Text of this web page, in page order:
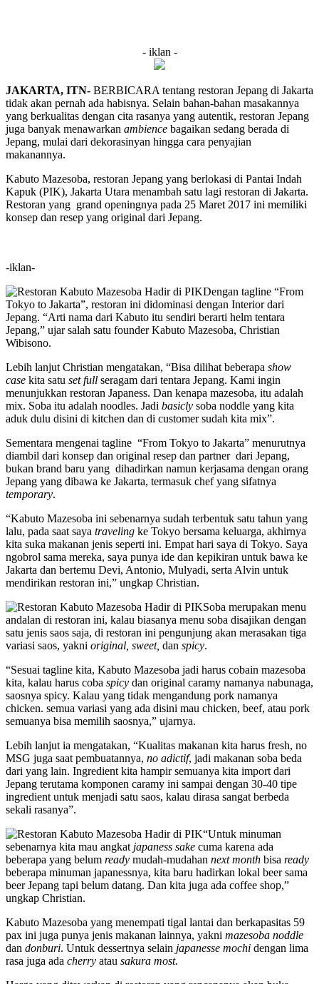
- iklan -
JAKARTA, ITN- BERBICARA tentang restoran Jepang di Jakarta
tidak akan pernah ada habisnya. Selain bahan-bahan masakannya
yang berkualitas dengan cita rasanya yang autentik, restoran Jepang
juga banyak menawarkan ambience bagaikan sedang berada di
Jepang, mulai dari dekorasinyan hingga cara penyajian
makanannya.
Kabuto Mazesoba, restoran Jepang yang berlokasi di Pantai Indah
Kapuk (PIK), Jakarta Utara menambah satu lagi restoran di Jakarta.
Restoran yang grand openingnya pada 25 Maret 2017 ini memiliki
konsep dan resep yang original dari Jepang.
-iklan-
Dengan tagline “From
Tokyo to Jakarta”, restoran ini didominasi dengan Interior dari
Jepang. “Arti nama dari Kabuto itu sendiri berarti helm tentara
Jepang,” ujar salah satu founder Kabuto Mazesoba, Christian
Wibisono.
Lebih lanjut Christian mengatakan, “Bisa dilihat beberapa show
case kita satu set full seragam dari tentara Jepang. Kami ingin
menunjukkan restoran Japaness. Dan kenapa mazesoba, itu adalah
mix. Soba itu adalah noodles. Jadi basicly soba noddle yang kita
aduk dulu disini di kitchen dan di customer sudah kita mix”.
Sementara mengenai tagline “From Tokyo to Jakarta” menurutnya
diambil dari konsep dan original resep dan partner dari Jepang,
bukan brand baru yang dihadirkan namun kerjasama dengan orang
Jepang yang dibawa ke Jakarta, termasuk chef yang sifatnya
temporary.
“Kabuto Mazesoba ini sebenarnya sudah terbentuk satu tahun yang
lalu, pada saat saya traveling ke Tokyo bersama keluarga, akhirnya
kita suka makanan jenis seperti ini. Empat hari saya di Tokyo. Saya
ngobrol sama mereka, saya punya ide dan kepikiran untuk bawa ke
Jakarta dan bertemu Devi, Antonio, Mulyadi, serta Alvin untuk
mendirikan restoran ini,” ungkap Christian.
Soba merupakan menu
andalan di restoran ini, kalau biasanya menu soba disajikan dengan
satu jenis saos saja, di restoran ini pengunjung akan merasakan tiga
variasi saos, yakni original, sweet, dan spicy.
“Sesuai tagline kita, Kabuto Mazesoba jadi harus cobain mazesoba
kita, kalau harus coba spicy dan original caramy namanya nabunaga,
saosnya spicy. Kalau yang tidak mengandung pork namanya
chicken. semua variasi yang ada disini mau chicken, beef, atau pork
semuanya bisa memilih saosnya,” ujarnya.
Lebih lanjut ia mengatakan, “Kualitas makanan kita harus fresh, no
MSG juga saat pembuatannya, no adictif, jadi makanan soba beda
dari yang lain. Ingredient kita hampir semuanya kita import dari
Jepang terutama komponen caramy ini sampai dengan 30-40 tipe
ingredient untuk menjadi satu saos, kalau dirasa sangat berbeda
sekali rasanya”.
“Untuk minuman
sebenarnya kita mau angkat japaness sake cuma karena ada
beberapa yang belum ready mudah-mudahan next month bisa ready
beberapa minuman japanessnya, kita baru hadirkan lokal beer sama
beer Jepang tapi belum datang. Dan kita juga ada coffee shop,”
ungkap Christian.
Kabuto Mazesoba yang menempati tigal lantai dan berkapasitas 59
pax ini juga punya jenis makanan lainnya, yakni mazesoba noddle
dan donburi. Untuk dessertnya selain japanesse mochi dengan lima
rasa juga ada cherry atau sakura most.